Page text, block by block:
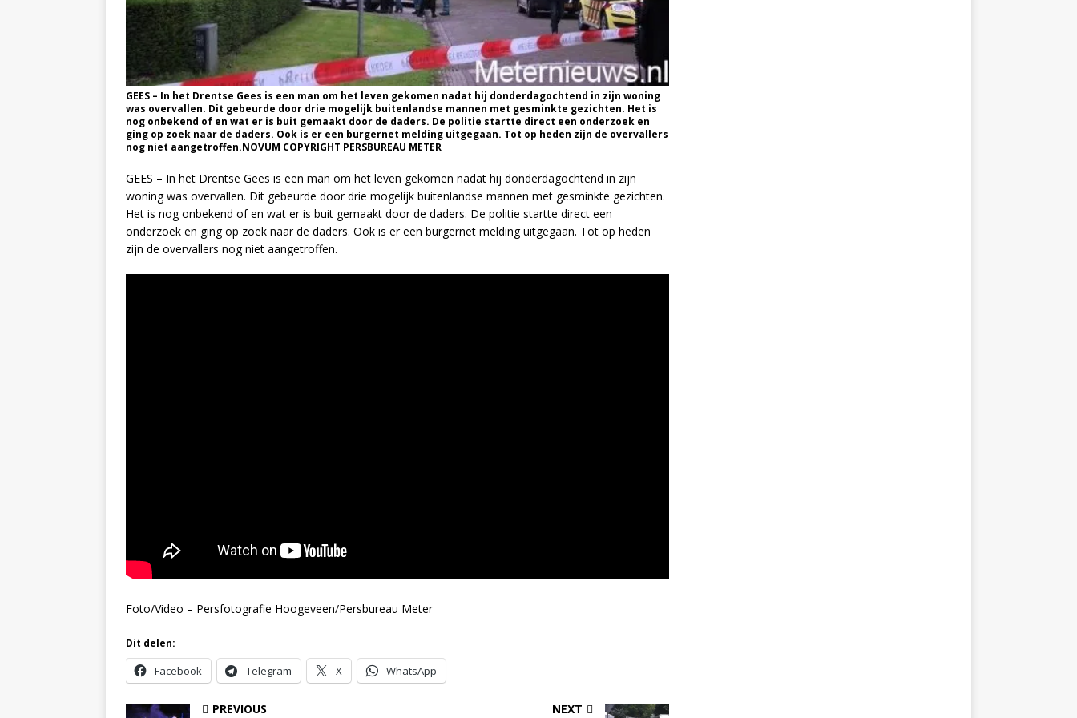
GEES – In het Drentse Gees is een man om het leven gekomen nadat hij donderdagochtend in zijn woning
was overvallen. Dit gebeurde door drie mogelijk buitenlandse mannen met gesminkte gezichten. Het is
nog onbekend of en wat er is buit gemaakt door de daders. De politie startte direct een onderzoek en
ging op zoek naar de daders. Ook is er een burgernet melding uitgegaan. Tot op heden zijn de overvallers
nog niet aangetroffen.NOVUM COPYRIGHT PERSBUREAU METER
GEES – In het Drentse Gees is een man om het leven gekomen nadat hij donderdagochtend in zijn
woning was overvallen. Dit gebeurde door drie mogelijk buitenlandse mannen met gesminkte gezichten.
Het is nog onbekend of en wat er is buit gemaakt door de daders. De politie startte direct een
onderzoek en ging op zoek naar de daders. Ook is er een burgernet melding uitgegaan. Tot op heden
zijn de overvallers nog niet aangetroffen.
Foto/Video – Persfotografie Hoogeveen/Persbureau Meter
Dit delen:
Facebook Telegram X WhatsApp
PREVIOUS NEXT